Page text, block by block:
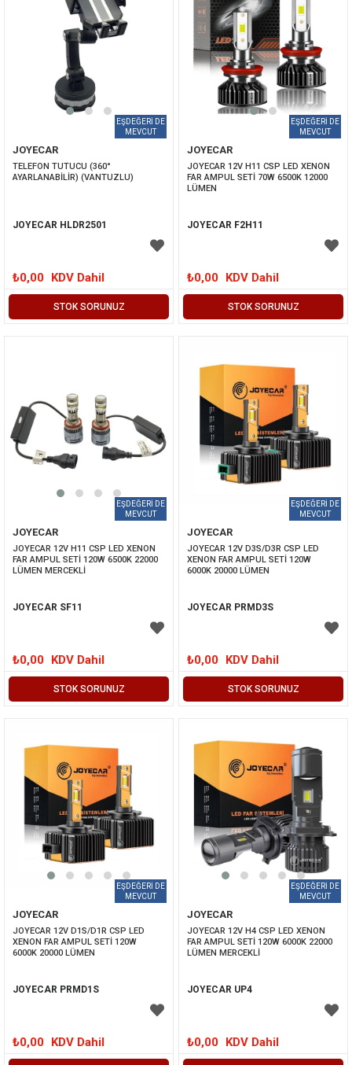
STOK SORUNUZ
JOYECAR
TELEFON TUTUCU (360°
AYARLANABİLİR) (VANTUZLU)
JOYECAR HLDR2501
₺0,00 KDV Dahil
STOK SORUNUZ
JOYECAR
JOYECAR 12V H11 CSP LED XENON
FAR AMPUL SETİ 70W 6500K 12000
LÜMEN
JOYECAR F2H11
₺0,00 KDV Dahil
STOK SORUNUZ
JOYECAR
JOYECAR 12V H11 CSP LED XENON
FAR AMPUL SETİ 120W 6500K 22000
LÜMEN MERCEKLİ
JOYECAR SF11
₺0,00 KDV Dahil
STOK SORUNUZ
JOYECAR
JOYECAR 12V D3S/D3R CSP LED
XENON FAR AMPUL SETİ 120W
6000K 20000 LÜMEN
JOYECAR PRMD3S
₺0,00 KDV Dahil
JOYECAR
JOYECAR 12V D1S/D1R CSP LED
XENON FAR AMPUL SETİ 120W
6000K 20000 LÜMEN
JOYECAR PRMD1S
₺0,00 KDV Dahil
JOYECAR
JOYECAR 12V H4 CSP LED XENON
FAR AMPUL SETİ 120W 6000K 22000
LÜMEN MERCEKLİ
JOYECAR UP4
₺0,00 KDV Dahil